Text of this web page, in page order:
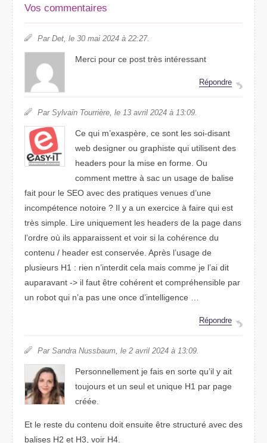
Vos commentaires
Par Det, le 30 mai 2024 à 22:27.
Merci pour ce post très intéressant
Répondre
Par Sylvain Tourrière, le 13 avril 2024 à 13:09.
Ce qui m’exaspère, ce sont les soi-disant
web designer ou graphiste qui utilisent des
headers pour la mise en forme. Ou
comment mettre à sac un usage de balise
fait pour le SEO avec des pratiques venues d’une
incompétence notoire ? Il y a un exercice à faire qui est
très simple. Lire uniquement les headers de la page dans
l’ordre où ils apparaissent et voir si la cohérence du
contenu / header est conservée. Après l’usage de
plusieurs H1 : rien n’interdit cela mais comme je l’ai dit
auparavant -> il faut être cohérent et compréhensible par
un robot qui n’a pas une once d’intelligence …
Répondre
Par Sandra Nussbaum, le 2 avril 2024 à 13:09.
Personnellement je fais en sorte qu’il y ait
toujours et un seul et unique H1 par page
créée.
Et le reste du contenu doit ensuite être structuré avec des
balises H2 et H3, voir H4.